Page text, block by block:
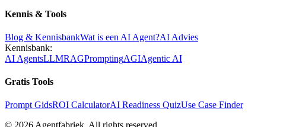
Kennis & Tools
Blog & KennisbankWat is een AI Agent?AI Advies
Kennisbank:
AI AgentsLLMRAGPromptingAGIAgentic AI
Gratis Tools
Prompt GidsROI CalculatorAI Readiness QuizUse Case Finder